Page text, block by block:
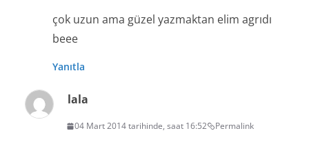
çok uzun ama güzel yazmaktan elim agrıdı
beee
Yanıtla
lala
04 Mart 2014 tarihinde, saat 16:52 Permalink